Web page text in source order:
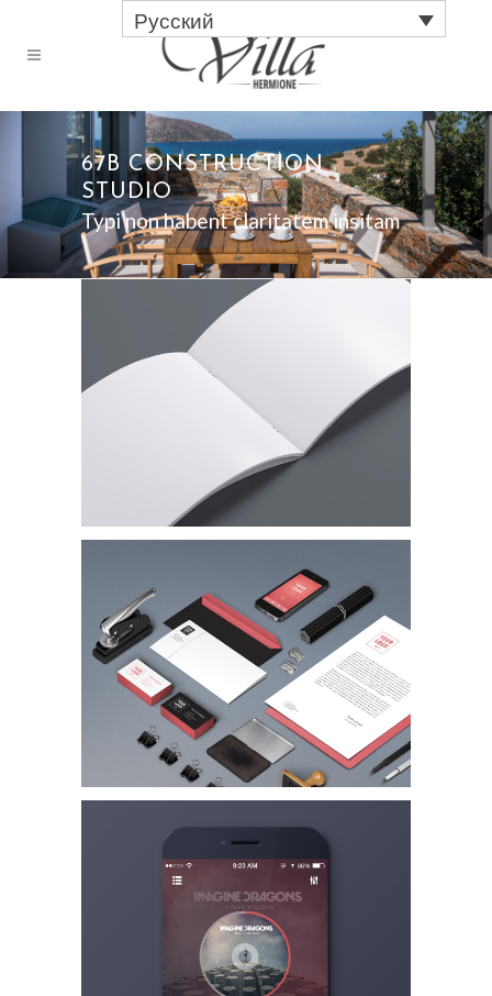
Русский
67B CONSTRUCTION
STUDIO
Typi non habent claritatem insitam